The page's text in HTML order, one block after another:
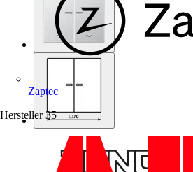
Zaptec
Hersteller 35